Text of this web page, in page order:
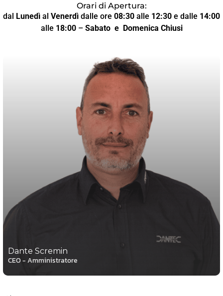
Orari di Apertura:
dal Lunedì al Venerdì dalle ore 08:30 alle 12:30 e dalle 14:00
alle 18:00– Sabato e Domenica Chiusi
Dante Scremin
CEO - Amministratore